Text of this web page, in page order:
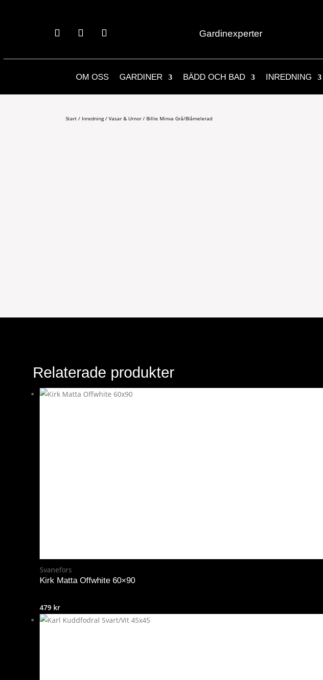
Gardinexperter
OM OSS GARDINER BÄDD OCH BAD INREDNING
Start / Inredning/Vasar & Urnor / Billie Minva Grå/Blåmelerad
Relaterade produkter
Svanefors
Kirk Matta Offwhite 60×90
479 kr